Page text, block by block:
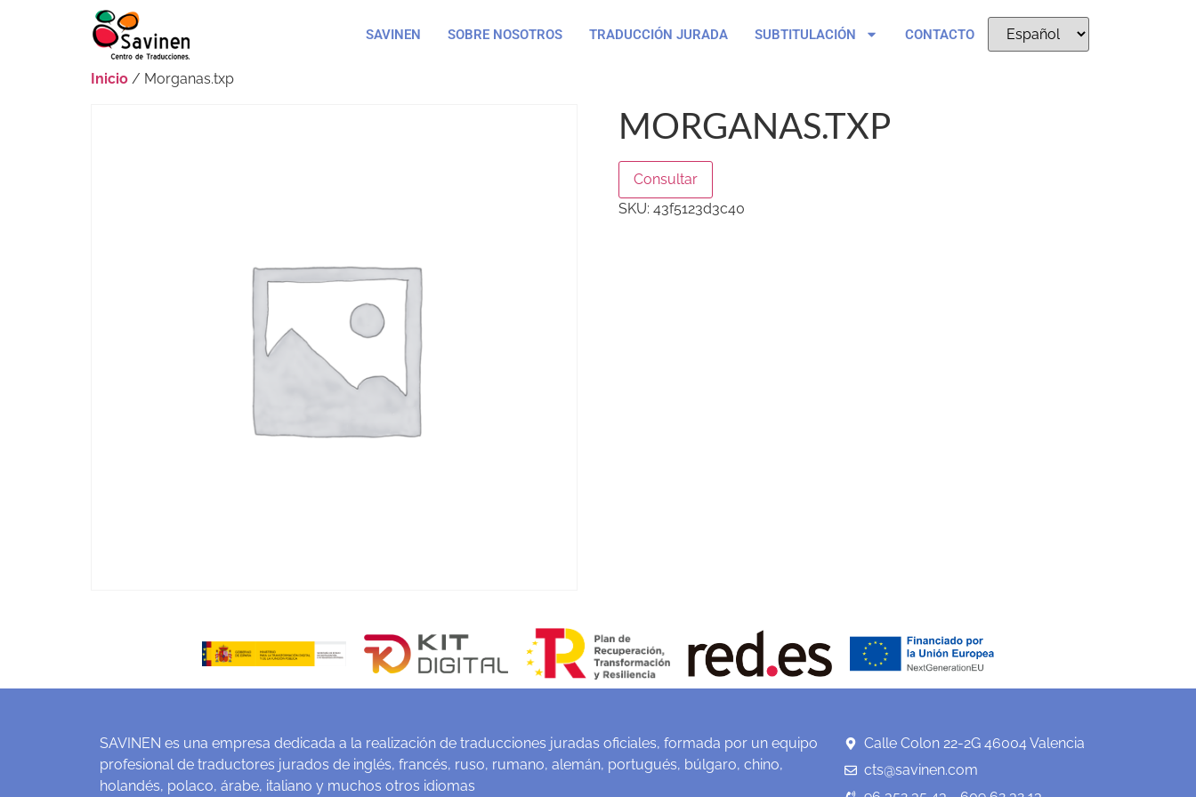
SAVINEN SOBRE NOSOTROS TRADUCCIÓN JURADA SUBTITULACIÓN CONTACTO
Inicio / Morganas.txp
MORGANAS.TXP
Consultar
SKU: 43f5123d3c40
SAVINEN es una empresa dedicada a la realización de traducciones juradas oficiales, formada por un equipo
profesional de traductores jurados de inglés, francés, ruso, rumano, alemán, portugués, búlgaro, chino,
holandés, polaco, árabe, italiano y muchos otros idiomas
Calle Colon 22-2G 46004 Valencia
cts@savinen.com